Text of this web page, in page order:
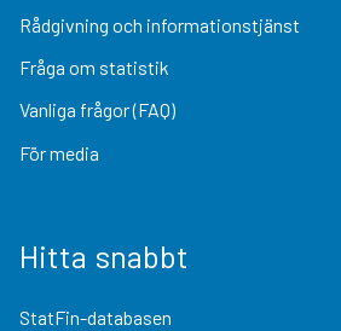
Rådgivning och informationstjänst
Fråga om statistik
Vanliga frågor (FAQ)
För media
Hitta snabbt
StatFin-databasen